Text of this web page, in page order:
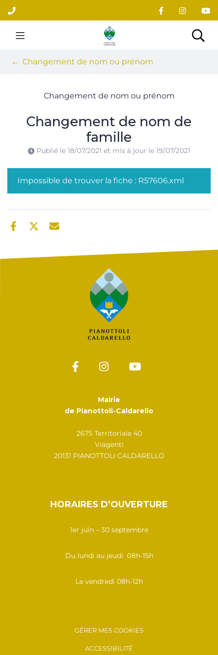
Aller
au
contenu
Site officiel du village
Changement de nom ou prénom
Changement de nom ou prénom
Changement de nom de
famille
Publié le 18/07/2021 et mis à jour le 19/07/2021
Impossible de trouver la fiche : R57606.xml
Mairie
de Pianottoli-Caldarello
2675 Territoriale 40
Viagenti
20131 PIANOTTOLI CALDARELLO
HORAIRES D’OUVERTURE
1er juin – 30 septembre
Du lundi au jeudi 08h-15h
Le vendredi 08h-12h
GÉRER MES COOKIES
ACCESSIBILITÉ